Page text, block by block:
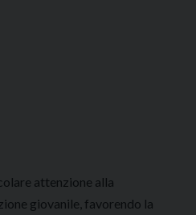
attenzione alla
giovanile, favorendo la